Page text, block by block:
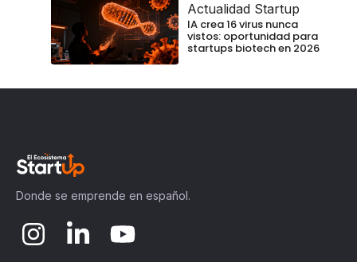
Actualidad Startup
IA crea 16 virus nunca
vistos: oportunidad para
startups biotech en 2026
Donde se emprende en español.